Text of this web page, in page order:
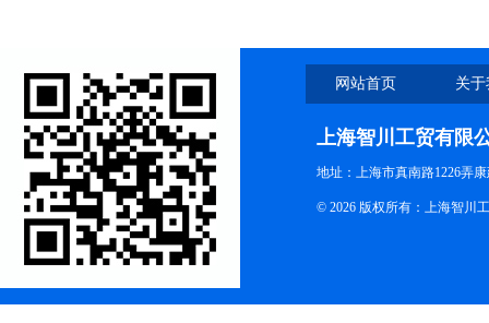
网站首页 关
上海智川工贸有限
地址：上海市真南路1226弄
© 2026 版权所有：上海智川